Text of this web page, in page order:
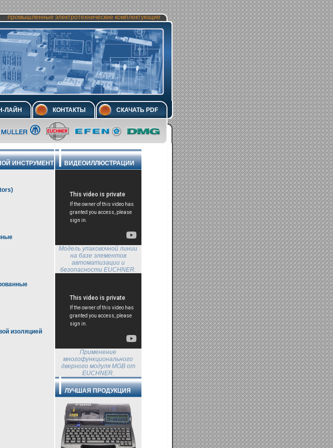
промышленные электротехнические комплектующие
ЛАЙН КОНТАКТЫ СКАЧАТЬ PDF
ИНСТРУМЕНТ
изоляцией
ВИДЕОИЛЛЮСТРАЦИИ
Модель упаковочной линии
на базе элементов
автоматизации и
безопасности EUCHNER.
Применение
многофункционального
дверного модуля MGB от
EUCHNER.
ЛУЧШАЯ ПРОДУКЦИЯ